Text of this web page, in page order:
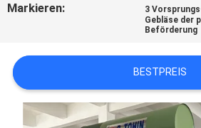
FORDERN
SIE EIN
ZITAT
Markieren: 3
Gebläse der
Beförderung
BESTPREIS